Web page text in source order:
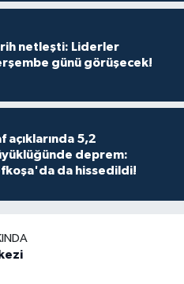
netleşti: Liderler
günü görüşecek!
açıklarında 5,2
deprem:
da hissedildi!